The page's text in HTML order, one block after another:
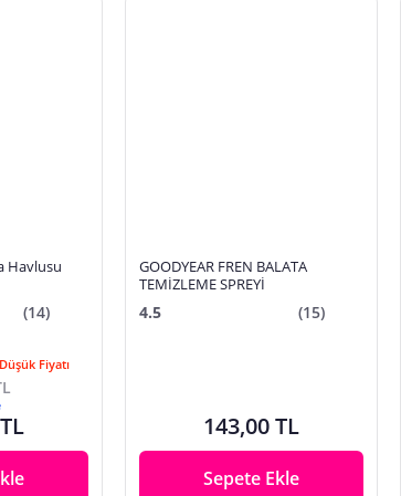
Havlusu
(14)
Fiyatı
GOODYEAR FREN BALATA
TEMİZLEME SPREYİ
4.5 (15)
143,00 TL
Sepete Ekle